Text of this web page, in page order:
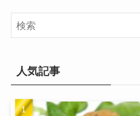
人気記事